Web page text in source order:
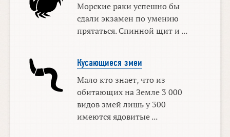
Морские раки успешно бы
сдали экзамен по умению
прятаться. Спинной щит и ...
Кусающиеся змеи
Мало кто знает, что из
обитающих на Земле 3 000
видов змей лишь у 300
имеются ядовитые ...